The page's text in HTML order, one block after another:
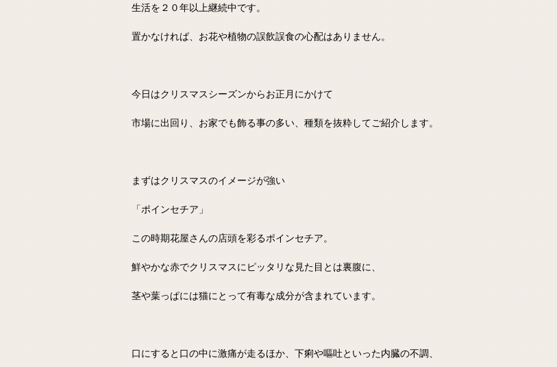
生活を２０年以上継続中です。
置かなければ、お花や植物の誤飲誤食の心配はありません。
今日はクリスマスシーズンからお正月にかけて
市場に出回り、お家でも飾る事の多い、種類を抜粋してご紹介します。
まずはクリスマスのイメージが強い
「ポインセチア」
この時期花屋さんの店頭を彩るポインセチア。
鮮やかな赤でクリスマスにピッタリな見た目とは裏腹に、
茎や葉っぱには猫にとって有毒な成分が含まれています。
口にすると口の中に激痛が走るほか、下痢や嘔吐といった内臓の不調、